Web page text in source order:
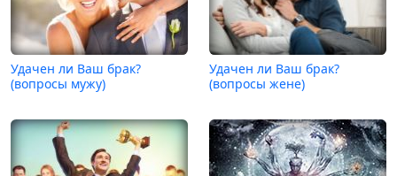
Удачен ли Ваш брак?
(вопросы мужу)
Удачен ли Ваш брак?
(вопросы жене)